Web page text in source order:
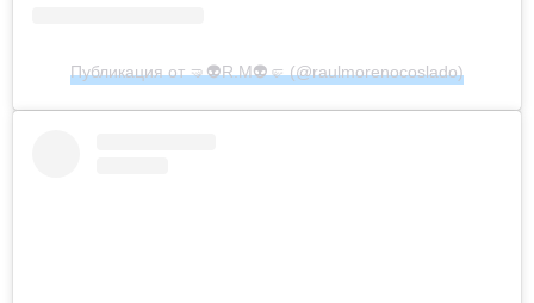
Публикация от 🤜👽R.M👽🤛 (@raulmorenocoslado)